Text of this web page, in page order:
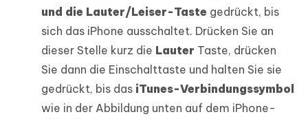
und die Lauter/Leiser-Taste gedrückt, bis
sich das iPhone ausschaltet. Drücken Sie an
dieser Stelle kurz die Lauter Taste, drücken
Sie dann die Einschalttaste und halten Sie sie
gedrückt, bis das iTunes-Verbindungssymbol
wie in der Abbildung unten auf dem iPhone-